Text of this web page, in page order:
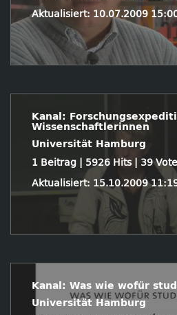
Aktualisiert: 10.07.2009
Kanal:
Wissenschaftlerinnen
Universität Hamburg
1 Beitrag | 5926 Hits | 39
Aktualisiert: 15.10.2009
Kanal: Was wie wofür
Universität Hamburg